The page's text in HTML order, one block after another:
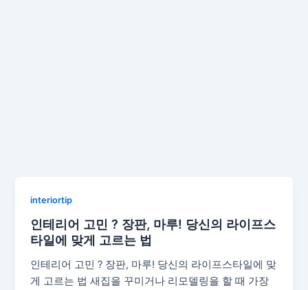
interiortip
인테리어 고민 ? 장판, 마루! 당신의 라이프스
타일에 맞게 고르는 법
인테리어 고민 ? 장판, 마루! 당신의 라이프스타일에 맞
게 고르는 법 새집을 꾸미거나 리모델링을 할 때 가장